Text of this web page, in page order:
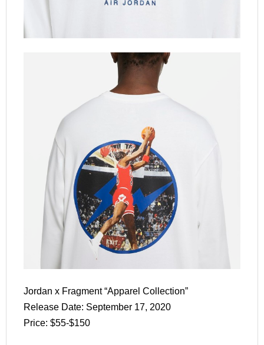
Jordan x Fragment “Apparel Collection”
Release Date: September 17, 2020
Price: $55-$150